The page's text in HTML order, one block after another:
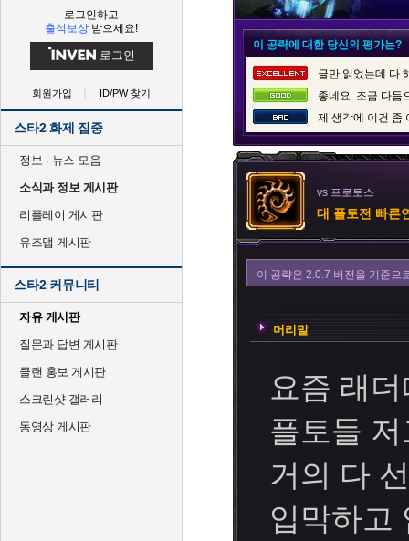
로그인하고
출석보상 받으세요!
로그인
회원가입 ID/PW 찾기
스타2 화제 집중
정보 · 뉴스 모음
소식과 정보 게시판
리플레이 게시판
유즈맵 게시판
스타2 커뮤니티
자유 게시판
질문과 답변 게시판
클랜 홍보 게시판
스크린샷 갤러리
동영상 게시판
이 공략에 대한 당신의 평가는?
글만 읽었는데 다
좋네요. 조금 다듬
제 생각에 이건 좀
vs 프로토스
대 플토전 빠른
이 공략은 2.0.7 버전을 기준으
머리말
요즘 래
플토들
거의 다
입막하고